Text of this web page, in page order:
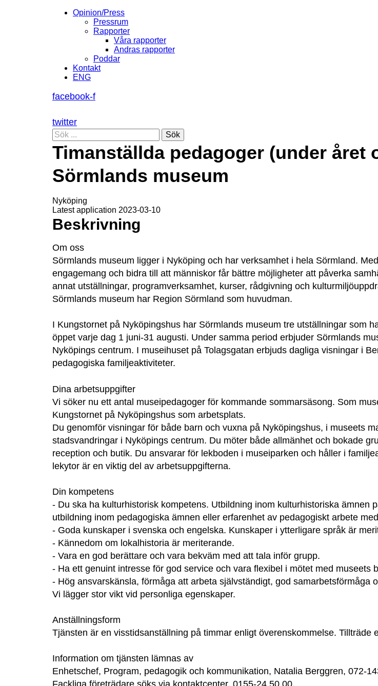
Opinion/Press
Pressrum
Rapporter
Våra rapporter
Andras rapporter
Poddar
Kontakt
ENG
facebook-f
twitter
Sök
Timanställda pedagoger (under året
Sörmlands museum
Nyköping
Latest application 2023-03-10
Beskrivning
Om oss
Sörmlands museum ligger i Nyköping och har verksamhet i hela Sörmland.
engagemang och bidra till att människor får bättre möjligheter att påverka
annat utställningar, programverksamhet, kurser, rådgivning och
Sörmlands museum har Region Sörmland som huvudman.
I Kungstornet på Nyköpingshus har Sörmlands museum tre utställningar som
öppet varje dag 1 juni-31 augusti. Under samma period erbjuder Sörmlands
Nyköpings centrum. I museihuset på Tolagsgatan erbjuds dagliga visningar i
pedagogiska familjeaktiviteter.
Dina arbetsuppgifter
Vi söker nu ett antal museipedagoger för kommande sommarsäsong. Som
Kungstornet på Nyköpingshus som arbetsplats.
Du genomför visningar för både barn och vuxna på Nyköpingshus, i museets
stadsvandringar i Nyköpings centrum. Du möter både allmänhet och bokade
reception och butik. Du ansvarar för lekboden i museiparken och håller i
lekytor är en viktig del av arbetsuppgifterna.
Din kompetens
- Du ska ha kulturhistorisk kompetens. Utbildning inom kulturhistoriska ämnen
utbildning inom pedagogiska ämnen eller erfarenhet av pedagogiskt arbete
- Goda kunskaper i svenska och engelska. Kunskaper i ytterligare språk är
- Kännedom om lokalhistoria är meriterande.
- Vara en god berättare och vara bekväm med att tala inför grupp.
- Ha ett genuint intresse för god service och vara flexibel i mötet med museets
- Hög ansvarskänsla, förmåga att arbeta självständigt, god samarbetsförmåga
Vi lägger stor vikt vid personliga egenskaper.
Anställningsform
Tjänsten är en visstidsanställning på timmar enligt överenskommelse. Tillträde
Information om tjänsten lämnas av
Enhetschef, Program, pedagogik och kommunikation, Natalia Berggren, 072-